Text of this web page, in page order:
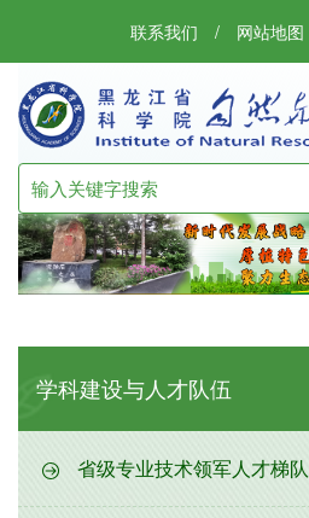
联系我们 / 网站地图
学科建设与人才队伍
省级专业技术领军人才梯队